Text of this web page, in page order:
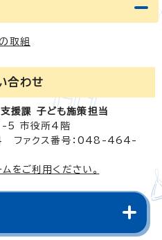
取組
合わせ
援課 子ども施策担当
5 市役所4階
ァクス番号：048-464-
をご利用ください。